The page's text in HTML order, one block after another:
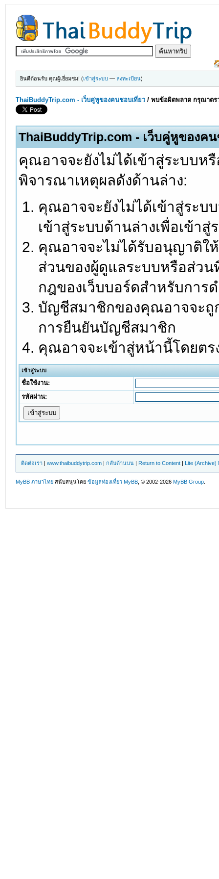
ยินดีต้อนรับ คุณผู้เยี่ยมชม! (เข้าสู่ระบบ — ลงทะเบียน)
ThaiBuddyTrip.com - เว็บคู่หูของคนชอบเที่ยว /พบข้อผิดพลาด กรุณาตร
ThaiBuddyTrip.com - เว็บคู่หูของค
คุณอาจจะยังไม่ได้เข้าสู่ระบบ
พิจารณาเหตุผลดังด้านล่าง:
คุณอาจจะยังไม่ได้เข้าสู่ระบ
เข้าสู่ระบบด้านล่างเพื่อเข้า
คุณอาจจะไม่ได้รับอนุญาติใ
ส่วนของผู้ดูแลระบบหรือส่ว
กฎของเว็บบอร์ดสำหรับการ
บัญชีสมาชิกของคุณอาจจะถู
การยืนยันบัญชีสมาชิก
คุณอาจจะเข้าสู่หน้านี้โดยต
เข้าสู่ระบบ
ชื่อใช้งาน:
รหัสผ่าน:
ติดต่อเรา |www.thaibuddytrip.com |กลับด้านบน | Return to Content | Lite (Archive)
MyBB ภาษาไทย สนับสนุนโดยข้อมูลท่องเที่ยว MyBB , © 2002-2026MyBB Group